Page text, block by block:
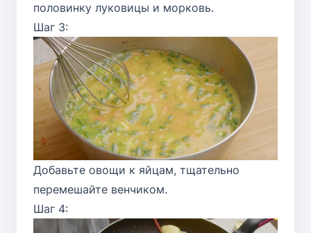
половинку луковицы и морковь.
Шаг 3:
Добавьте овощи к яйцам, тщательно
перемешайте венчиком.
Шаг 4: